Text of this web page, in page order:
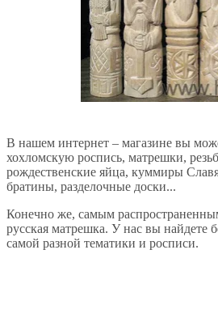
В нашем интернет – магазине вы
хохломскую роспись, матрешки,
рождественские яйца, куммиры
братины, разделочные доски...
Конечно же, самым
русская матрешка. У нас вы найдете
самой разной тематики и росписи.